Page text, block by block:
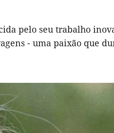
pelo seu trabalho
- uma paixão que